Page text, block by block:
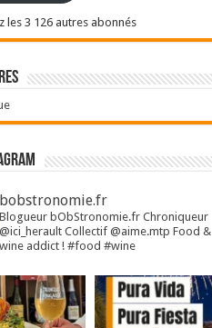
les 3 126 autres abonnés
bobstronomie.fr
Blogueur bObStronomie.fr Chroniqueur
@ici_herault Collectif @aime.mtp Food &
wine addict ! #food #wine